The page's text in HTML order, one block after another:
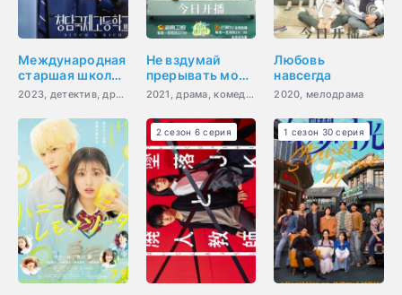
Международная
старшая школа
Чхондам
2023, детектив, драма, триллер, мистика, молодость
Не вздумай
прерывать мои
занятия
2021, драма, комедия, романтика, повседневность, молодость
Любовь
навсегда
2020, мелодрама
2 сезон 6 серия 1 сезон 30 серия